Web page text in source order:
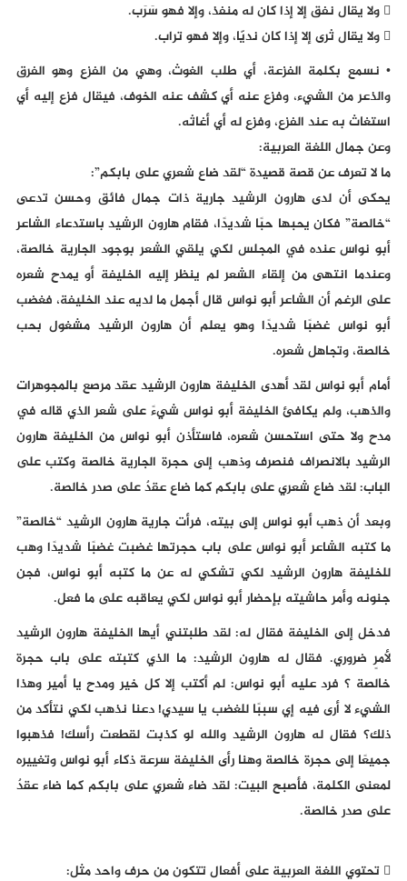
 ولا يقال نفق إلا إذا كان له منفذ، وإلا فهو سَرَب.
 ولا يقال ثرى إلا إذا كان نديّا، وإلا فهو تراب.
• نسمع بكلمة الفزعة، أي طلب الغوث، وهي من الفزع وهو الفرق
والذعر من الشيء، وفزع عنه أي كشف عنه الخوف، فيقال فزع إليه أي
استغاث به عند الفزع، وفزع له أي أغاثه.
وعن جمال اللغة العربية:
ما لا تعرف عن قصة قصيدة “لقد ضاع شعري على بابكم”:
يحكى أن لدى هارون الرشيد جارية ذات جمال فائق وحسن تدعى
“خالصة” فكان يحبها حبًا شديدًا، فقام هارون الرشيد باستدعاء الشاعر
أبو نواس عنده في المجلس لكي يلقي الشعر بوجود الجارية خالصة،
وعندما انتهى من إلقاء الشعر لم ينظر إليه الخليفة أو يمدح شعره
على الرغم أن الشاعر أبو نواس قال أجمل ما لديه عند الخليفة، فغضب
أبو نواس غضبًا شديدًا وهو يعلم أن هارون الرشيد مشغول بحب
خالصة، وتجاهل شعره.
أمام أبو نواس لقد أهدى الخليفة هارون الرشيد عقد مرصع بالمجوهرات
والذهب، ولم يكافئ الخليفة أبو نواس شيءً على شعر الذي قاله في
مدح ولا حتى استحسن شعره، فاستأذن أبو نواس من الخليفة هارون
الرشيد بالانصراف فنصرف وذهب إلى حجرة الجارية خالصة وكتب على
الباب: لقد ضاع شعري على بابكم كما ضاع عقدٌ على صدر خالصة.
وبعد أن ذهب أبو نواس إلى بيته، فرأت جارية هارون الرشيد “خالصة”
ما كتبه الشاعر أبو نواس على باب حجرتها غضبت غضبًا شديدًا وهب
للخليفة هارون الرشيد لكي تشكي له عن ما كتبه أبو نواس، فجن
جنونه وأمر حاشيته بإحضار أبو نواس لكي يعاقبه على ما فعل.
فدخل إلى الخليفة فقال له: لقد طلبتني أيها الخليفة هارون الرشيد
لأمرٍ ضروري. فقال له هارون الرشيد: ما الذي كتبته على باب حجرة
خالصة ؟ فرد عليه أبو نواس: لم أكتب إلا كل خير ومدح يا أمير وهذا
الشيء لا أرى فيه إي سببًا للغضب يا سيدي! دعنا نذهب لكي نتأكد من
ذلك؟ فقال له هارون الرشيد والله لو كذبت لقطعت رأسك! فذهبوا
جميعًا إلى حجرة خالصة وهنا رأى الخليفة سرعة ذكاء أبو نواس وتغييره
لمعنى الكلمة، فأصبح البيت: لقد ضاء شعري على بابكم كما ضاء عقدٌ
على صدر خالصة.
 تحتوي اللغة العربية على أفعال تتكون من حرف واحد مثل: